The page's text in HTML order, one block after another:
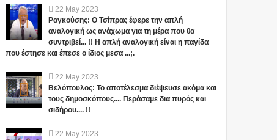
22 May 2023
Ραγκούσης: Ο Τσίπρας έφερε την απλή
αναλογική ως ανάχωμα για τη μέρα που θα
συντριβεί... !! Η απλή αναλογική είναι η παγίδα
που έστησε και έπεσε ο ίδιος μεσα ...;.
22 May 2023
Βελόπουλος: Το αποτέλεσμα διέψευσε ακόμα και
τους δημοσκόπους.... Περάσαμε δια πυρός και
σιδήρου.... !!
22 May 2023